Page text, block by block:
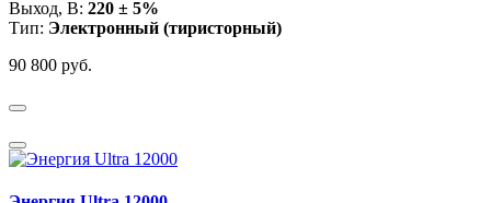
Выход, В: 220 ± 5%
Тип: Электронный (тиристорный)
90 800 руб.